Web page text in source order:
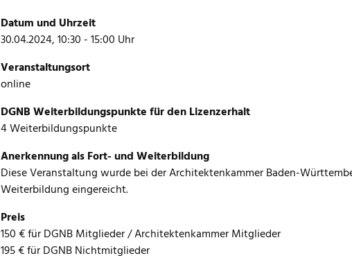
Datum und Uhrzeit
30.04.2024, 10:30 - 15:00 Uhr
Veranstaltungsort
online
DGNB Weiterbildungspunkte für den Lizenzerhalt
4 Weiterbildungspunkte
Anerkennung als Fort- und Weiterbildung
Diese Veranstaltung wurde bei der Architektenkammer Baden-
Weiterbildung eingereicht.
Preis
150 € für DGNB Mitglieder / Architektenkammer Mitglieder
195 € für DGNB Nichtmitglieder